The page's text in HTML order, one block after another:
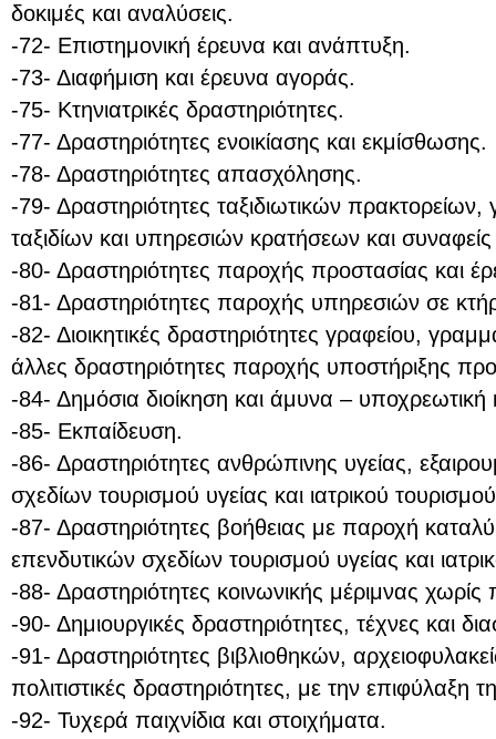
δοκιμές και αναλύσεις.
-72- Επιστημονική έρευνα και ανάπτυξη.
-73- Διαφήμιση και έρευνα αγοράς.
-75- Κτηνιατρικές δραστηριότητες.
-77- Δραστηριότητες ενοικίασης και εκμίσθωσης.
-78- Δραστηριότητες απασχόλησης.
-79- Δραστηριότητες ταξιδιωτικών
ταξιδίων και υπηρεσιών κρατήσεων και
-80- Δραστηριότητες παροχής προστασίας και
-81- Δραστηριότητες παροχής υπηρεσιών σε
-82- Διοικητικές δραστηριότητες γραφείου,
άλλες δραστηριότητες παροχής υποστήριξης
-84- Δημόσια διοίκηση και άμυνα – υποχρεωτική
-85- Εκπαίδευση.
-86- Δραστηριότητες ανθρώπινης υγείας,
σχεδίων τουρισμού υγείας και ιατρικού
-87- Δραστηριότητες βοήθειας με παροχή
επενδυτικών σχεδίων τουρισμού υγείας και
-88- Δραστηριότητες κοινωνικής μέριμνας
-90- Δημιουργικές δραστηριότητες, τέχνες και
-91- Δραστηριότητες βιβλιοθηκών,
πολιτιστικές δραστηριότητες, με την
-92- Τυχερά παιχνίδια και στοιχήματα.